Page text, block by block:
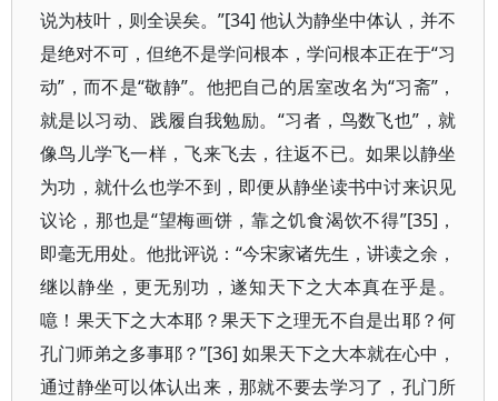
说为枝叶，则全误矣。”[34] 他认为静坐中体认，并不
是绝对不可，但绝不是学问根本，学问根本正在于“习
动”，而不是“敬静”。他把自己的居室改名为“习斋”，
就是以习动、践履自我勉励。“习者，鸟数飞也”，就
像鸟儿学飞一样，飞来飞去，往返不已。如果以静坐
为功，就什么也学不到，即便从静坐读书中讨来识见
议论，那也是“望梅画饼，靠之饥食渴饮不得”[35]，
即毫无用处。他批评说：“今宋家诸先生，讲读之余，
继以静坐，更无别功，遂知天下之大本真在乎是。
噫！果天下之大本耶？果天下之理无不自是出耶？何
孔门师弟之多事耶？”[36] 如果天下之大本就在心中，
通过静坐可以体认出来，那就不要去学习了，孔门所